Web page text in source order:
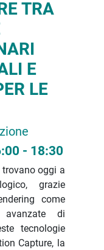
TRA
E
LE
- 18:30
oggi a
grazie
come
di
tecnologie
Capture, la